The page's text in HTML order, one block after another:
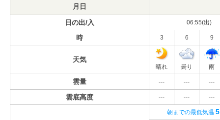
月日
日の出/入 06:55(出)
時 3 6 9
天気
晴れ 曇り 雨
雲量 --- --- ---
雲底高度 --- --- ---
朝までの最低気温